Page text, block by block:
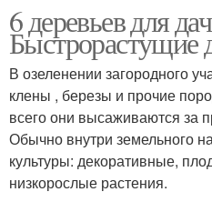
6 деревьев для
Быстрорастущие
В озеленении загородного
клены , березы и прочие
всего они высаживаются за
Обычно внутри земельного
культуры: декоративные,
низкорослые растения.